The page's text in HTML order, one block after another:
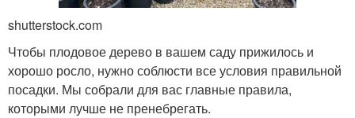
shutterstock.com
Чтобы плодовое дерево в вашем саду прижилось и
хорошо росло, нужно соблюсти все условия правильной
посадки. Мы собрали для вас главные правила,
которыми лучше не пренебрегать.